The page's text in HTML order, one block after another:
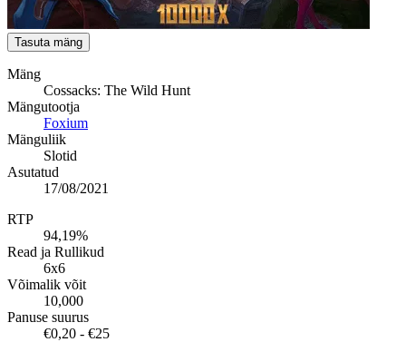
Tasuta mäng
Mäng
Cossacks: The Wild Hunt
Mängutootja
Foxium
Mänguliik
Slotid
Asutatud
17/08/2021
RTP
94,19%
Read ja Rullikud
6x6
Võimalik võit
10,000
Panuse suurus
€0,20 - €25